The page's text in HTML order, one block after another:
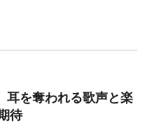
を奪われる歌声と楽
待